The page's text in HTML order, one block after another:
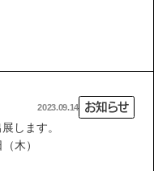
2023.09.14 お知らせ
します。
木）